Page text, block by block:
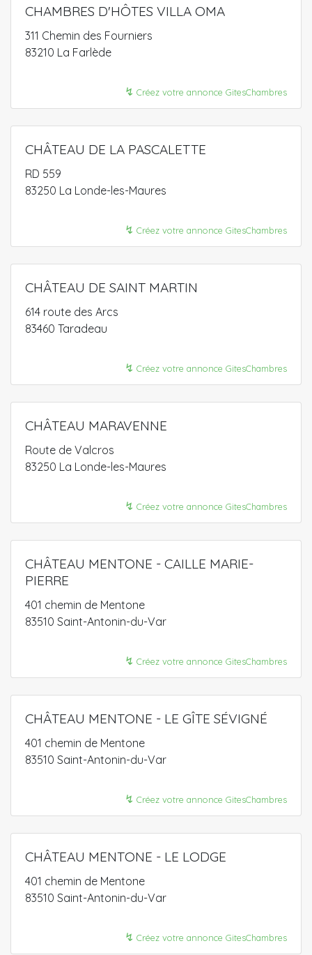
CHAMBRES D'HÔTES VILLA OMA
311 Chemin des Fourniers
83210 La Farlède
↯ Créez votre annonce GitesChambres
CHÂTEAU DE LA PASCALETTE
RD 559
83250 La Londe-les-Maures
↯ Créez votre annonce GitesChambres
CHÂTEAU DE SAINT MARTIN
614 route des Arcs
83460 Taradeau
↯ Créez votre annonce GitesChambres
CHÂTEAU MARAVENNE
Route de Valcros
83250 La Londe-les-Maures
↯ Créez votre annonce GitesChambres
CHÂTEAU MENTONE - CAILLE MARIE-
PIERRE
401 chemin de Mentone
83510 Saint-Antonin-du-Var
↯ Créez votre annonce GitesChambres
CHÂTEAU MENTONE - LE GÎTE SÉVIGNÉ
401 chemin de Mentone
83510 Saint-Antonin-du-Var
↯ Créez votre annonce GitesChambres
CHÂTEAU MENTONE - LE LODGE
401 chemin de Mentone
83510 Saint-Antonin-du-Var
↯ Créez votre annonce GitesChambres